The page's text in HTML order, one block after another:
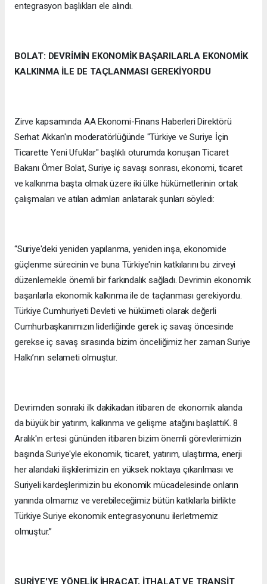
entegrasyon başlıkları ele alındı.
BOLAT: DEVRİMİN EKONOMİK BAŞARILARLA EKONOMİK
KALKINMA İLE DE TAÇLANMASI GEREKİYORDU
Zirve kapsamında AA Ekonomi-Finans Haberleri Direktörü
Serhat Akkan'ın moderatörlüğünde "Türkiye ve Suriye İçin
Ticarette Yeni Ufuklar" başlıklı oturumda konuşan Ticaret
Bakanı Ömer Bolat, Suriye iç savaşı sonrası, ekonomi, ticaret
ve kalkınma başta olmak üzere iki ülke hükümetlerinin ortak
çalışmaları ve atılan adımları anlatarak şunları söyledi:
“Suriye'deki yeniden yapılanma, yeniden inşa, ekonomide
güçlenme sürecinin ve buna Türkiye'nin katkılarını bu zirveyi
düzenlemekle önemli bir farkındalık sağladı. Devrimin ekonomik
başarılarla ekonomik kalkınma ile de taçlanması gerekiyordu.
Türkiye Cumhuriyeti Devleti ve hükümeti olarak değerli
Cumhurbaşkanımızın liderliğinde gerek iç savaş öncesinde
gerekse iç savaş sırasında bizim önceliğimiz her zaman Suriye
Halkı’nın selameti olmuştur.
Devrimden sonraki ilk dakikadan itibaren de ekonomik alanda
da büyük bir yatırım, kalkınma ve gelişme atağını başlattıK. 8
Aralık'ın ertesi gününden itibaren bizim önemli görevlerimizin
başında Suriye'yle ekonomik, ticaret, yatırım, ulaştırma, enerji
her alandaki ilişkilerimizin en yüksek noktaya çıkarılması ve
Suriyeli kardeşlerimizin bu ekonomik mücadelesinde onların
yanında olmamız ve verebileceğimiz bütün katkılarla birlikte
Türkiye Suriye ekonomik entegrasyonunu ilerletmemiz
olmuştur.”